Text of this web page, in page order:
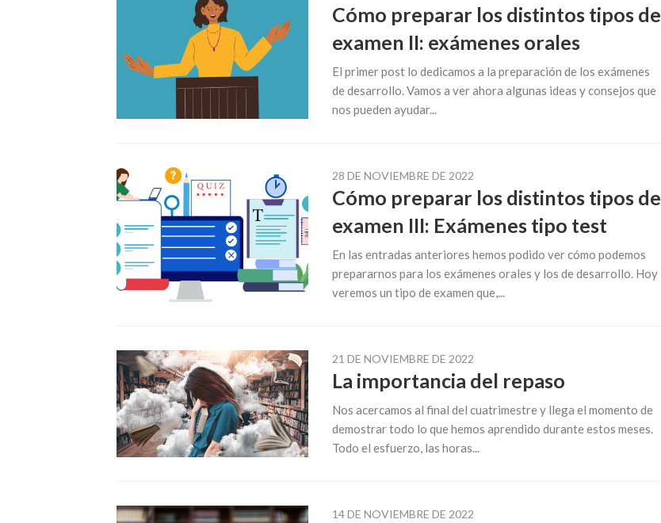
Cómo preparar los distintos tipos de
examen II: exámenes orales
El primer post lo dedicamos a la preparación de los exámenes
de desarrollo. Vamos a ver ahora algunas ideas y consejos que
nos pueden ayudar...
28 DE NOVIEMBRE DE 2022
Cómo preparar los distintos tipos de
examen III: Exámenes tipo test
En las entradas anteriores hemos podido ver cómo podemos
prepararnos para los exámenes orales y los de desarrollo. Hoy
veremos un tipo de examen que,...
21 DE NOVIEMBRE DE 2022
La importancia del repaso
Nos acercamos al final del cuatrimestre y llega el momento de
demostrar todo lo que hemos aprendido durante estos meses.
Todo el esfuerzo, las horas...
14 DE NOVIEMBRE DE 2022